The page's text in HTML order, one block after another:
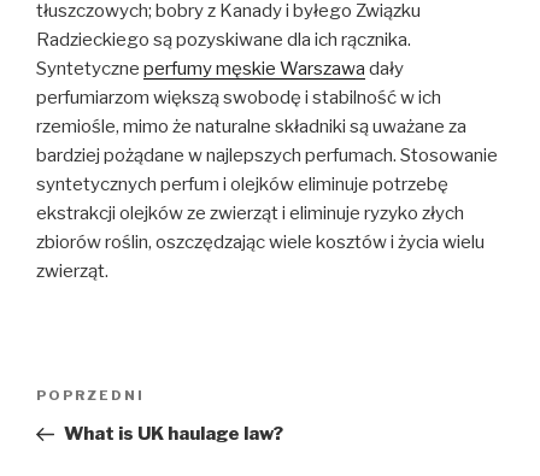
tłuszczowych; bobry z Kanady i byłego Związku
Radzieckiego są pozyskiwane dla ich rącznika.
Syntetyczne perfumy męskie Warszawa dały
perfumiarzom większą swobodę i stabilność w ich
rzemiośle, mimo że naturalne składniki są uważane za
bardziej pożądane w najlepszych perfumach. Stosowanie
syntetycznych perfum i olejków eliminuje potrzebę
ekstrakcji olejków ze zwierząt i eliminuje ryzyko złych
zbiorów roślin, oszczędzając wiele kosztów i życia wielu
zwierząt.
Poprzedni
wpis
POPRZEDNI
What is UK haulage law?